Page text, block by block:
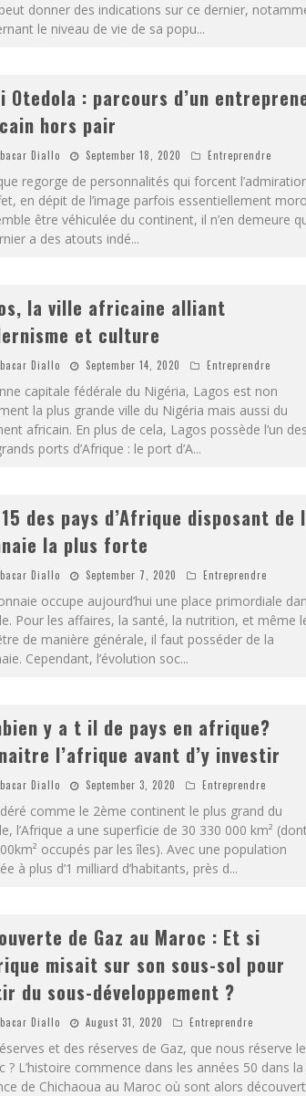
donner des indications sur ce dernier,
le niveau de vie de sa popu...
Otedola : parcours d’un
hors pair
Diallo September 18, 2020 Entreprendre
regorge de personnalités qui forcent
en dépit de l’image parfois essentiellement
être véhiculée du continent, il n’en demeure
a des atouts indé...
la ville africaine alliant
et culture
Diallo September 14, 2020 Entreprendre
capitale fédérale du Nigéria, Lagos est non
la plus grande ville du Nigéria mais aussi du
africain. En plus de cela, Lagos possède l’un des
ports d’Afrique : le port d’A...
des pays d’Afrique disposant de
la plus forte
Diallo September 7, 2020 Entreprendre
occupe aujourd’hui une place primordiale
Pour les affaires, la santé, la nutrition, et même
de manière générale, il faut posséder de la
Cependant, l’évolution soc...
y a t il de pays en afrique?
l’afrique avant d’y investir
Diallo September 3, 2020 Entreprendre
comme le 2ème continent le plus grand du
l’Afrique a une superficie de 30 330 000 km²
occupés par les îles). Avec une population
à plus d’1 milliard d’habitants, près d...
de Gaz au Maroc : Et si
misait sur son sous-sol pour
du sous-développement ?
Diallo August 31, 2020 Entreprendre
et des réserves de Gaz, que nous réserve le
? L’histoire commence dans les années 50 dans la
de Chichaoua au Maroc où sont alors